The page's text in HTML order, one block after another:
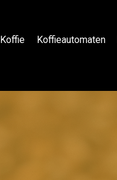
Koffie Koffieautomaten